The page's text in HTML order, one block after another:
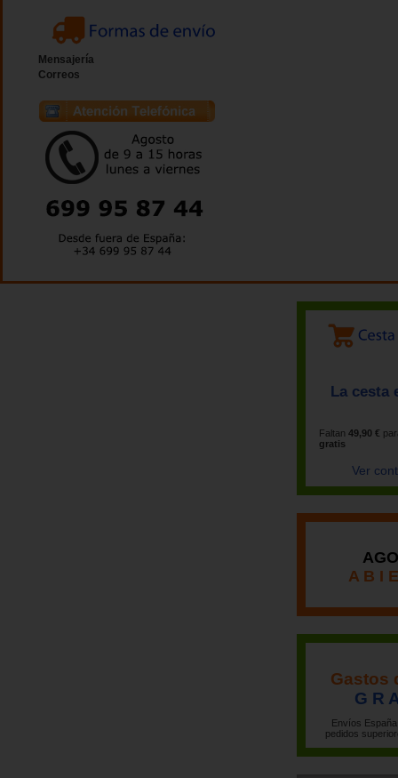
Mensajería
Correos
La cesta
Faltan 49,90 €
gratis
Ver
A B I
Gastos
G R
Envíos
pedidos